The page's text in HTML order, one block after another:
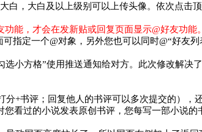
，大白及以上级别可以上传头像。依次点击
能，才会在发新贴或回复页面显示@好友功能。
指定一个@对象，另外您也可以同时@“好友列
小方格”使用推送通知给对方。此次修改解决
+书评；回复他人的书评可以多次提交的），
看过的小说发表原创书评，您每写一部小说的